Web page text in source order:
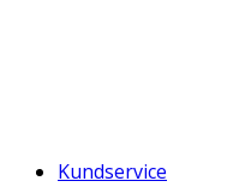
Kundservice